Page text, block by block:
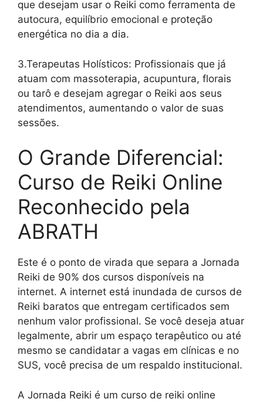
que desejam usar o Reiki como ferramenta de
autocura, equilíbrio emocional e proteção
energética no dia a dia.
3.Terapeutas Holísticos: Profissionais que já
atuam com massoterapia, acupuntura, florais
ou tarô e desejam agregar o Reiki aos seus
atendimentos, aumentando o valor de suas
sessões.
O Grande Diferencial:
Curso de Reiki Online
Reconhecido pela
ABRATH
Este é o ponto de virada que separa a Jornada
Reiki de 90% dos cursos disponíveis na
internet. A internet está inundada de cursos de
Reiki baratos que entregam certificados sem
nenhum valor profissional. Se você deseja atuar
legalmente, abrir um espaço terapêutico ou até
mesmo se candidatar a vagas em clínicas e no
SUS, você precisa de um respaldo institucional.
A Jornada Reiki é um curso de reiki online